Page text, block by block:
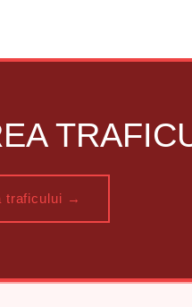
traficului →